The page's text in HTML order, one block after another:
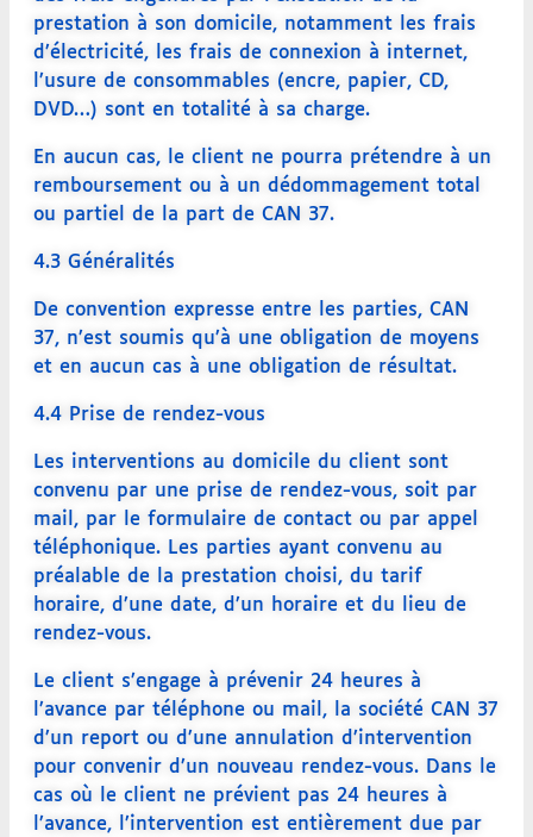
prestation à son domicile, notamment les frais
d’électricité, les frais de connexion à internet,
l’usure de consommables (encre, papier, CD,
DVD…) sont en totalité à sa charge.
En aucun cas, le client ne pourra prétendre à un
remboursement ou à un dédommagement total
ou partiel de la part de CAN 37.
4.3 Généralités
De convention expresse entre les parties, CAN
37, n’est soumis qu’à une obligation de moyens
et en aucun cas à une obligation de résultat.
4.4 Prise de rendez-vous
Les interventions au domicile du client sont
convenu par une prise de rendez-vous, soit par
mail, par le formulaire de contact ou par appel
téléphonique. Les parties ayant convenu au
préalable de la prestation choisi, du tarif
horaire, d’une date, d’un horaire et du lieu de
rendez-vous.
Le client s’engage à prévenir 24 heures à
l’avance par téléphone ou mail, la société CAN 37
d’un report ou d’une annulation d’intervention
pour convenir d’un nouveau rendez-vous. Dans le
cas où le client ne prévient pas 24 heures à
l’avance, l’intervention est entièrement due par